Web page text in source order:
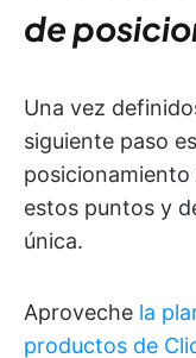
de
Una vez
siguiente paso
estos puntos y
única.
Aproveche la
productos de